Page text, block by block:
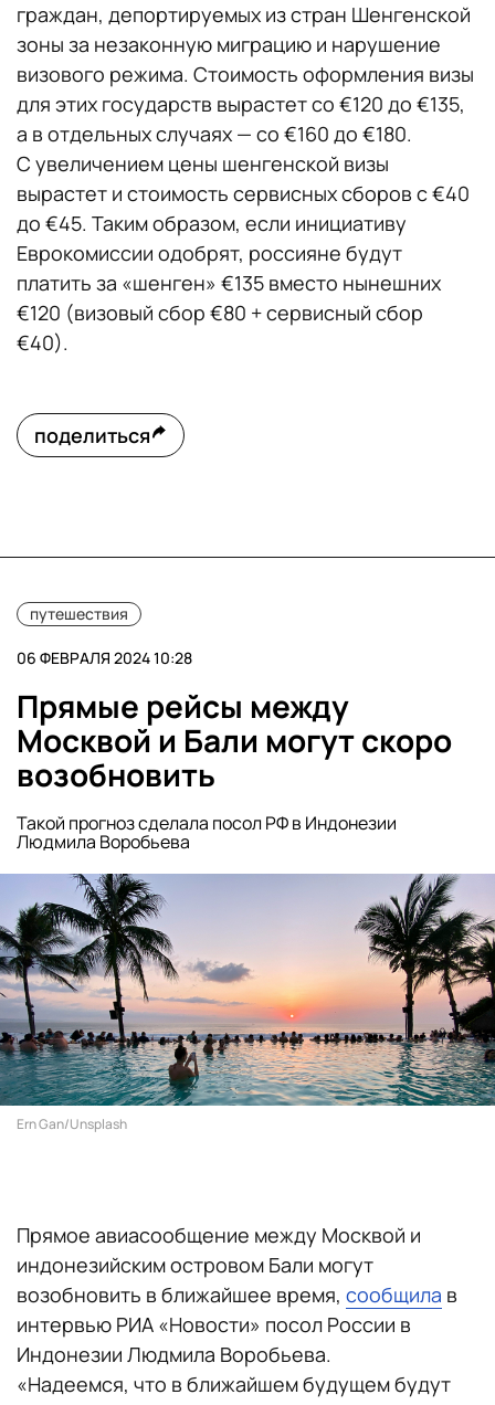
граждан, депортируемых из стран Шенгенской
зоны за незаконную миграцию и нарушение
визового режима. Стоимость оформления визы
для этих государств вырастет со €120 до €135,
а в отдельных случаях — со €160 до €180.
С увеличением цены шенгенской визы
вырастет и стоимость сервисных сборов с €40
до €45. Таким образом, если инициативу
Еврокомиссии одобрят, россияне будут
платить за «шенген» €135 вместо нынешних
€120 (визовый сбор €80 + сервисный сбор
€40).
поделиться
путешествия
06 ФЕВРАЛЯ 2024 10:28
Прямые рейсы между
Москвой и Бали могут скоро
возобновить
Такой прогноз сделала посол РФ в Индонезии
Людмила Воробьева
Ern Gan/Unsplash
Прямое авиасообщение между Москвой и
индонезийским островом Бали могут
возобновить в ближайшее время, сообщила в
интервью РИА «Новости» посол России в
Индонезии Людмила Воробьева.
«Надеемся, что в ближайшем будущем будут